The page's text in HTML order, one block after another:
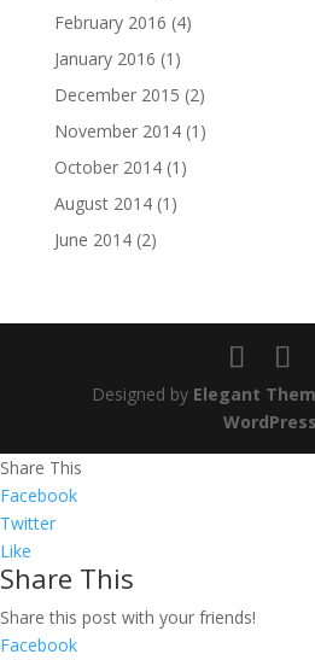
February 2016 (4)
January 2016 (1)
December 2015 (2)
November 2014(1)
October 2014(1)
August 2014(1)
June 2014(2)
Designed by Elegant
WordPress
Share This
Facebook
Twitter
Like
Share This
Share this post with your friends!
Facebook